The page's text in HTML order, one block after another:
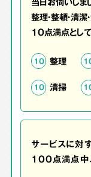
整理・整頓・清
10点満点とし
10 整理
10 清掃
サービスに対
100点満点中